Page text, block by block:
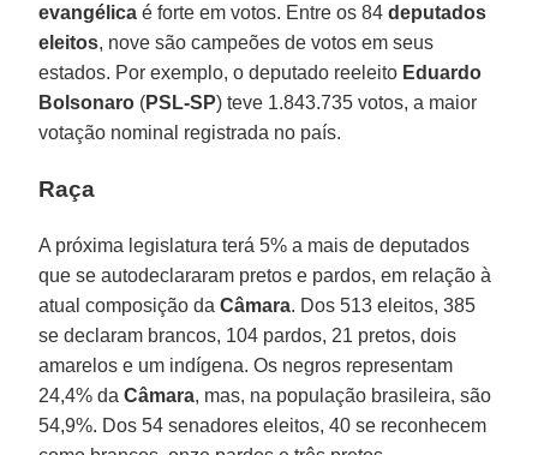
evangélica é forte em votos. Entre os 84deputados
eleitos, nove são campeões de votos em seus
estados. Por exemplo, o deputado reeleito Eduardo
Bolsonaro (PSL-SP) teve 1.843.735 votos, a maior
votação nominal registrada no país.
Raça
A próxima legislatura terá 5% a mais de deputados
que se autodeclararam pretos e pardos, em relação à
atual composição daCâmara. Dos 513 eleitos, 385
se declaram brancos, 104 pardos, 21 pretos, dois
amarelos e um indígena. Os negros representam
24,4% daCâmara, mas, na população brasileira, são
54,9%. Dos 54 senadores eleitos, 40 se reconhecem